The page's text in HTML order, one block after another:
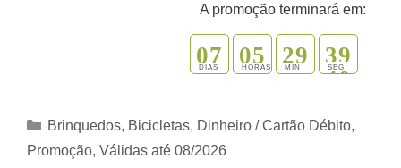
A promoção terminará em:
DIAS
07 HORAS
05 MIN
29 SEG
38
9
Categorias
Brinquedos, Bicicletas, Dinheiro / Cartão Débito,
Promoção, Válidas até 08/2026